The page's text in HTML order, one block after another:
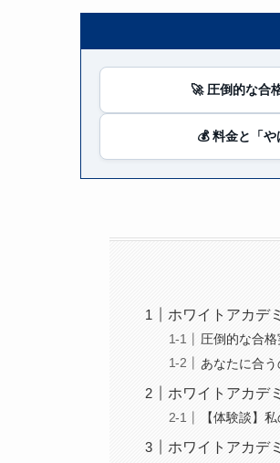
🚀 圧倒的な合
💰 料金と「
ホワイトアカデ
圧倒的な合
あなたに合
ホワイトアカデ
【体験談】
ホワイトアカデ